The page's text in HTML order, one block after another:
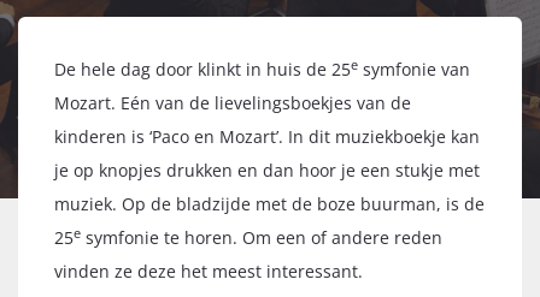
De hele dag door klinkt in huis de 25e symfonie van
Mozart. Eén van de lievelingsboekjes van de
kinderen is ‘Paco en Mozart’. In dit muziekboekje kan
je op knopjes drukken en dan hoor je een stukje met
muziek. Op de bladzijde met de boze buurman, is de
25e symfonie te horen. Om een of andere reden
vinden ze deze het meest interessant.